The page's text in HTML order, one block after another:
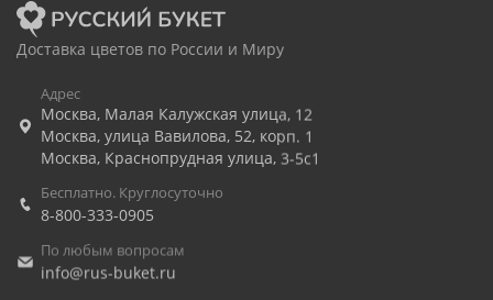
Доставка цветов по России и Миру
Адрес
Москва, Малая Калужская улица, 12
Москва, улица Вавилова, 52, корп. 1
Москва, Краснопрудная улица, 3-5с1
Бесплатно. Круглосуточно
8-800-333-0905
По любым вопросам
info@rus-buket.ru